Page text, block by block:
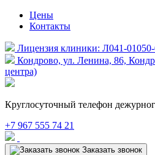
Цены
Контакты
Лицензия клиники: Л041-
Кондрово, ул. Ленина, 86,
центра)
Круглосуточный телефон
+7 967 555 74 21
Заказать звонок